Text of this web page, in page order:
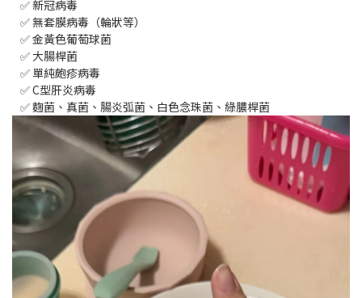
✅ 新冠病毒
✅ 無套膜病毒（輪狀等）
✅ 金黃色葡萄球菌
✅ 大腸桿菌
✅ 單純皰疹病毒
✅ C型肝炎病毒
✅ 麴菌、真菌、腸炎弧菌、白色念珠菌、綠膿桿菌